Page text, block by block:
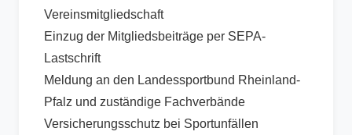
Vereinsmitgliedschaft
Einzug der Mitgliedsbeiträge per SEPA-
Lastschrift
Meldung an den Landessportbund Rheinland-
Pfalz und zuständige Fachverbände
Versicherungsschutz bei Sportunfällen